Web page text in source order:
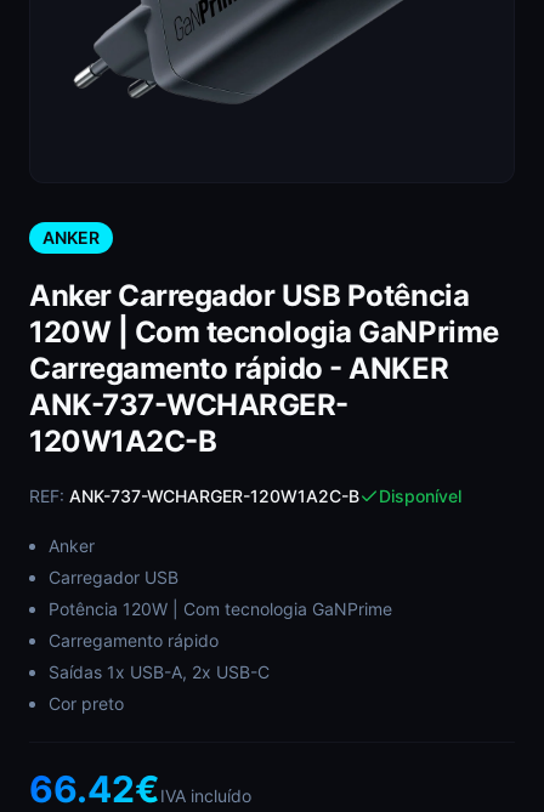
ANKER
Anker Carregador USB Potência
120W | Com tecnologia GaNPrime
Carregamento rápido - ANKER
ANK-737-WCHARGER-
120W1A2C-B
REF: ANK-737-WCHARGER-120W1A2C-B Disponível
Anker
Carregador USB
Potência 120W | Com tecnologia GaNPrime
Carregamento rápido
Saídas 1x USB-A, 2x USB-C
Cor preto
66.42€IVA incluído